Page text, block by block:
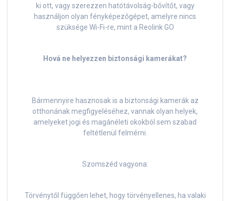
ki ott, vagy szerezzen hatótávolság-bővítőt, vagy
használjon olyan fényképezőgépet, amelyre nincs
szüksége Wi-Fi-re, mint a Reolink GO
Hová ne helyezzen biztonsági kamerákat?
Bármennyire hasznosak is a biztonsági kamerák az
otthonának megfigyeléséhez, vannak olyan helyek,
amelyeket jogi és magánéleti okokból sem szabad
feltétlenül felmérni.
Szomszéd vagyona:
Törvénytől függően lehet, hogy törvényellenes, ha valaki